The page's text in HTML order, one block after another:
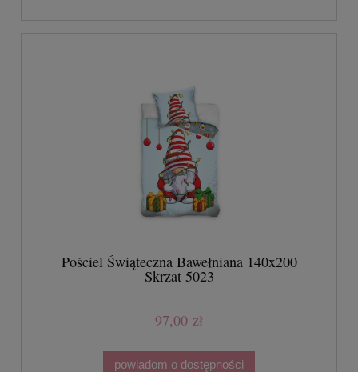
Pościel Świąteczna Bawełniana 140x200
Skrzat 5023
97,00 zł
powiadom o dostępności